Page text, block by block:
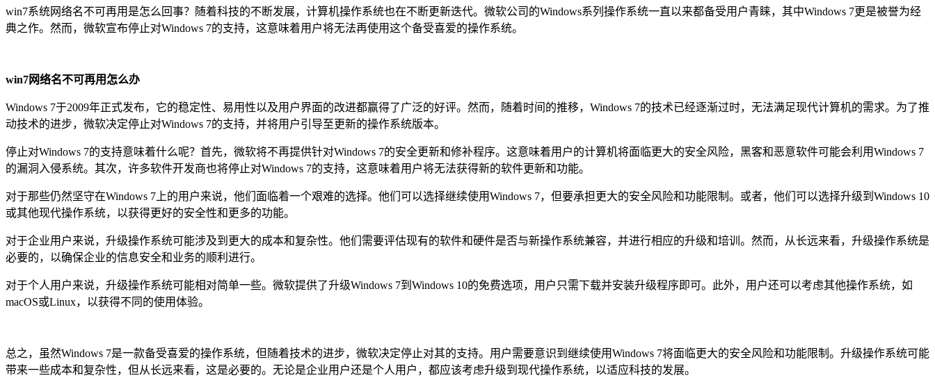
win7系统网络名不可再用是怎么回事？随着科技的不断发展，计算机操作系统也在不断更新迭代。微软公司的Windows系列操作系统一直以来都备受用户青睐，其中Windows 7更是被誉为经
典之作。然而，微软宣布停止对Windows 7的支持，这意味着用户将无法再使用这个备受喜爱的操作系统。
win7网络名不可再用怎么办
Windows 7于2009年正式发布，它的稳定性、易用性以及用户界面的改进都赢得了广泛的好评。然而，随着时间的推移，Windows 7的技术已经逐渐过时，无法满足现代计算机的需求。为了推
动技术的进步，微软决定停止对Windows 7的支持，并将用户引导至更新的操作系统版本。
停止对Windows 7的支持意味着什么呢？首先，微软将不再提供针对Windows 7的安全更新和修补程序。这意味着用户的计算机将面临更大的安全风险，黑客和恶意软件可能会利用Windows 7
的漏洞入侵系统。其次，许多软件开发商也将停止对Windows 7的支持，这意味着用户将无法获得新的软件更新和功能。
对于那些仍然坚守在Windows 7上的用户来说，他们面临着一个艰难的选择。他们可以选择继续使用Windows 7，但要承担更大的安全风险和功能限制。或者，他们可以选择升级到Windows 10
或其他现代操作系统，以获得更好的安全性和更多的功能。
对于企业用户来说，升级操作系统可能涉及到更大的成本和复杂性。他们需要评估现有的软件和硬件是否与新操作系统兼容，并进行相应的升级和培训。然而，从长远来看，升级操作系统是
必要的，以确保企业的信息安全和业务的顺利进行。
对于个人用户来说，升级操作系统可能相对简单一些。微软提供了升级Windows 7到Windows 10的免费选项，用户只需下载并安装升级程序即可。此外，用户还可以考虑其他操作系统，如
macOS或Linux，以获得不同的使用体验。
总之，虽然Windows 7是一款备受喜爱的操作系统，但随着技术的进步，微软决定停止对其的支持。用户需要意识到继续使用Windows 7将面临更大的安全风险和功能限制。升级操作系统可能
带来一些成本和复杂性，但从长远来看，这是必要的。无论是企业用户还是个人用户，都应该考虑升级到现代操作系统，以适应科技的发展。